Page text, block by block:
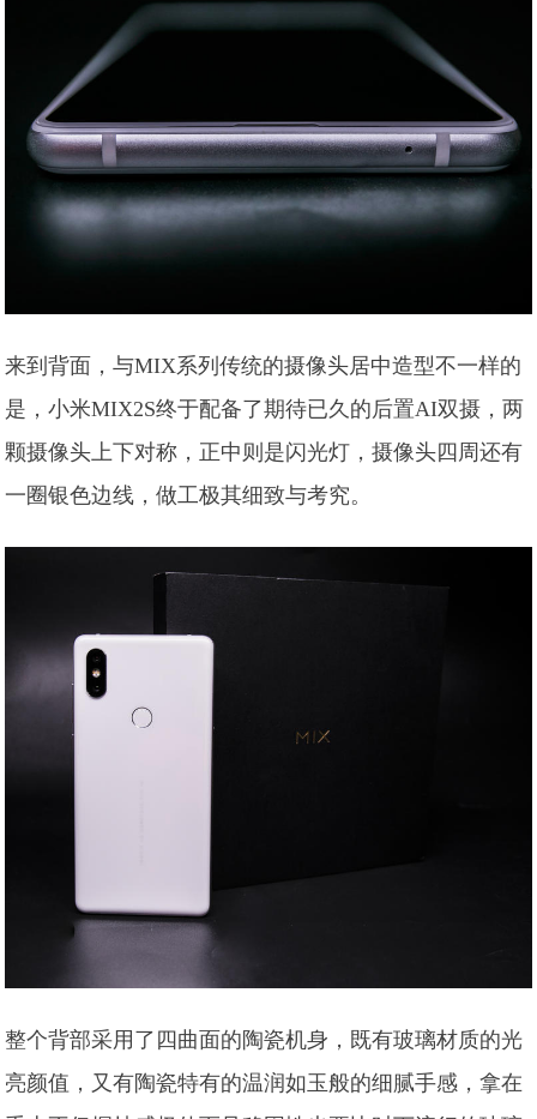
来到背面，与MIX系列传统的摄像头居中造型不一样的
是，小米MIX2S终于配备了期待已久的后置AI双摄，两
颗摄像头上下对称，正中则是闪光灯，摄像头四周还有
一圈银色边线，做工极其细致与考究。
整个背部采用了四曲面的陶瓷机身，既有玻璃材质的光
亮颜值，又有陶瓷特有的温润如玉般的细腻手感，拿在